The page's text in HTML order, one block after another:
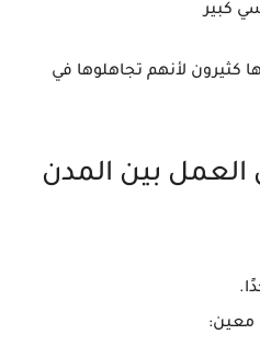
كبير
كثيرون لأنهم تجاهلوها في
بين المدن
معين: